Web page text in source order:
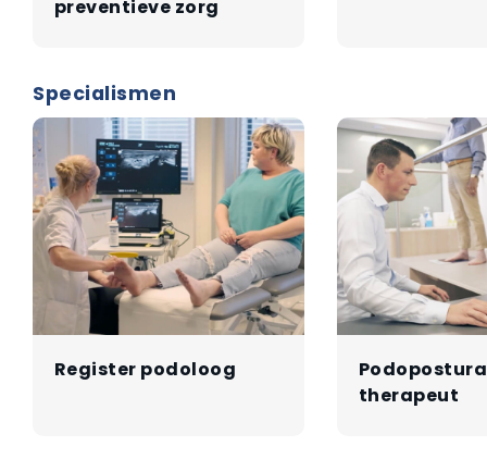
preventieve zorg
Specialismen
Register podoloog
therapeut